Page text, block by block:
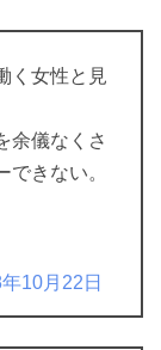
く女性と見
余儀なくさ
きない。
10月22日